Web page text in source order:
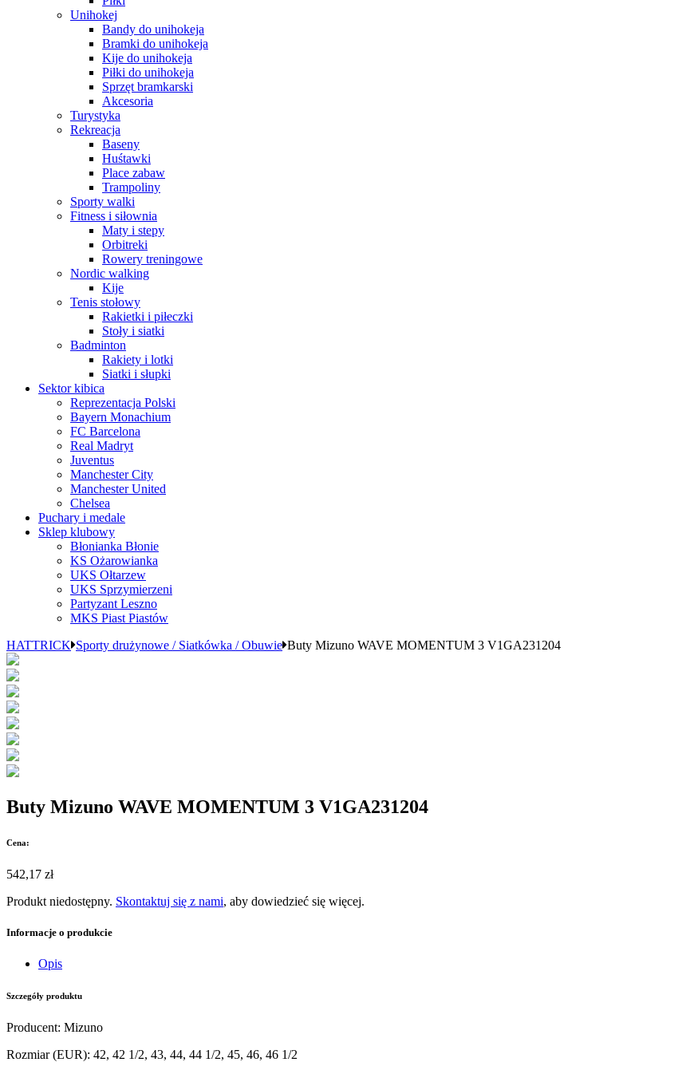
Unihokej
Bandy do unihokeja
Bramki do unihokeja
Kije do unihokeja
Piłki do unihokeja
Sprzęt bramkarski
Akcesoria
Turystyka
Rekreacja
Baseny
Huśtawki
Place zabaw
Trampoliny
Sporty walki
Fitness i siłownia
Maty i stepy
Orbitreki
Rowery treningowe
Nordic walking
Kije
Tenis stołowy
Rakietki i piłeczki
Stoły i siatki
Badminton
Rakiety i lotki
Siatki i słupki
Sektor kibica
Reprezentacja Polski
Bayern Monachium
FC Barcelona
Real Madryt
Juventus
Manchester City
Manchester United
Chelsea
Puchary i medale
Sklep klubowy
Błonianka Błonie
KS Ożarowianka
UKS Ołtarzew
UKS Sprzymierzeni
Partyzant Leszno
MKS Piast Piastów
HATTRICK Sporty drużynowe / Siatkówka / Obuwie Buty Mizuno WAVE MOMENTUM 3 V1GA231204
Buty Mizuno WAVE MOMENTUM 3 V1GA231204
Cena:
542,17 zł
Produkt niedostępny. Skontaktuj się z nami, aby dowiedzieć się więcej.
Informacje o produkcie
Opis
Szczegóły produktu
Producent: Mizuno
Rozmiar (EUR): 42, 42 1/2, 43, 44, 44 1/2, 45, 46, 46 1/2